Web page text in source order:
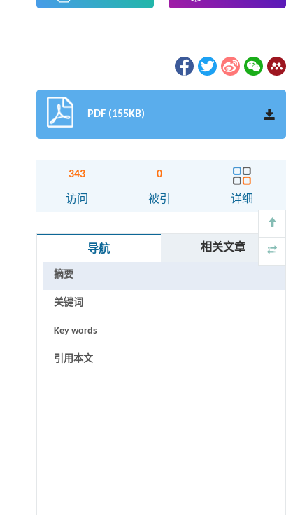
PDF (155KB)
343
访问
0
被引 详细
导航 相关文章
摘要
关键词
Key words
引用本文